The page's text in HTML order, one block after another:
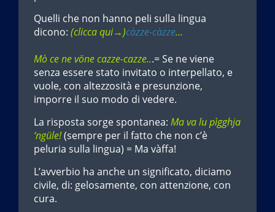
Quelli che non hanno peli sulla lingua
dicono: (clicca qui→)càzze-càzze…
Mò ce ne vöne cazze-cazze...= Se ne viene
senza essere stato invitato o interpellato, e
vuole, con altezzosità e presunzione,
imporre il suo modo di vedere.
La risposta sorge spontanea: Ma va lu pìgghja
‘ngüle!(sempre per il fatto che non c’è
peluria sulla lingua) = Ma vàffa!
L’avverbio ha anche un significato, diciamo
civile, di: gelosamente, con attenzione, con
cura.